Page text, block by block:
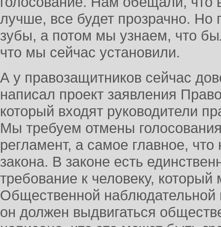
лучше, все будет прозрачно. Но
зубы, а потом мы узнаем, что
что мы сейчас установили.
А у правозащитников сейчас
написал проект заявления
который входят руководители
Мы требуем отмены
регламент, а самое главное,
закона. В законе есть
требование к человеку,
Общественной наблюдательной
он должен выдвигаться